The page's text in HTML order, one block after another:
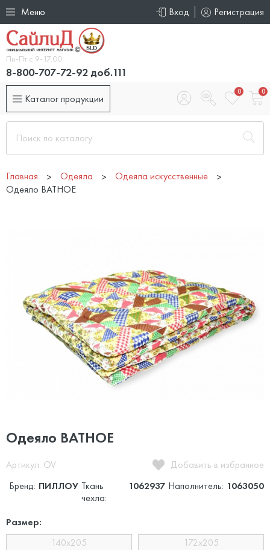
Меню Вход Регистрация
Пн-Пт с 9-17.00
8-800-707-72-92 доб.111
Каталог продукции
0 0
Главная Одеяла
Одеяла искусственные
Одеяло ВАТНОЕ
Одеяло ВАТНОЕ
Артикул: OV
Добавить в избранное
Бренд: ПИЛЛОУ Ткань
чехла:
1062937 Наполнитель: 1063050
Размер:
140x205
172x205